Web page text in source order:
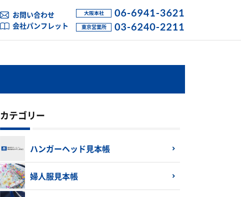
お問い合わせ
会社パンフレット
カテゴリー
ハンガーヘッド見本帳
婦人服見本帳